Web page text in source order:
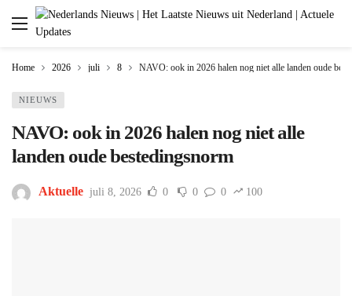
Home 2026 juli 8 NAVO: ook in 2026 halen nog niet alle landen oude
NIEUWS
NAVO: ook in 2026 halen nog niet alle
landen oude bestedingsnorm
Aktuelle juli 8, 2026 0 0 0 100